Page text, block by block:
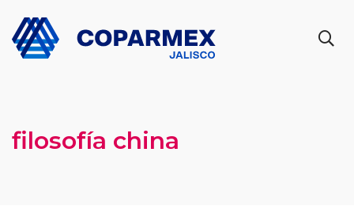
filosofía china